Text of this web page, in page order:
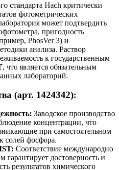
стандарта Hach критически
фотометрических
может подтвердить
пригодность
PhosVer 3) и
анализа. Раствор
к государственным
, что является обязательным
лабораторий.
(арт. 1424342):
Заводское производство
концентрации, что
при самостоятельном
солей фосфора.
Соответствие международно
гарантирует достоверность и
результатов химического